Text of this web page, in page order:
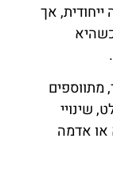
ייחודית, אך
מתווספים
שינויי
או אדמה